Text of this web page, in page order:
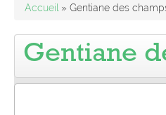
Accueil » Gentiane des
Gentiane